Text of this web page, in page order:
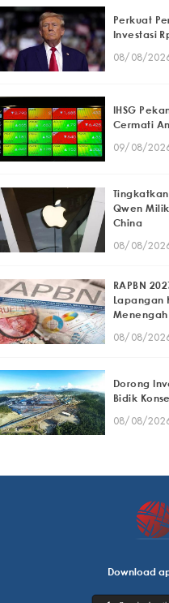
Perkuat
Investasi
08/08/
IHSG
Cermati
09/08/
Qwen
China
08/08/
RAPBN
Lapangan
Menengah
08/08/
Dorong
Bidik
08/08/
Download